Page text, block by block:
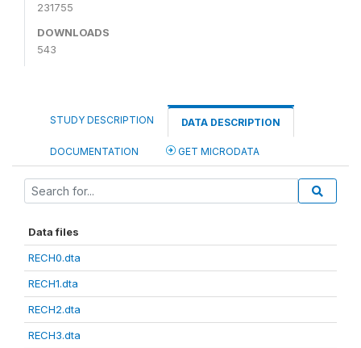
231755
DOWNLOADS
543
STUDY DESCRIPTION DATA DESCRIPTION
DOCUMENTATION GET MICRODATA
Data files
RECH0.dta
RECH1.dta
RECH2.dta
RECH3.dta